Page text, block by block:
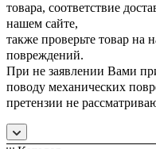
товара, соответствие
нашем сайте,
также проверьте товар на
повреждений.
При не заявлении Вами
поводу механических
претензии не